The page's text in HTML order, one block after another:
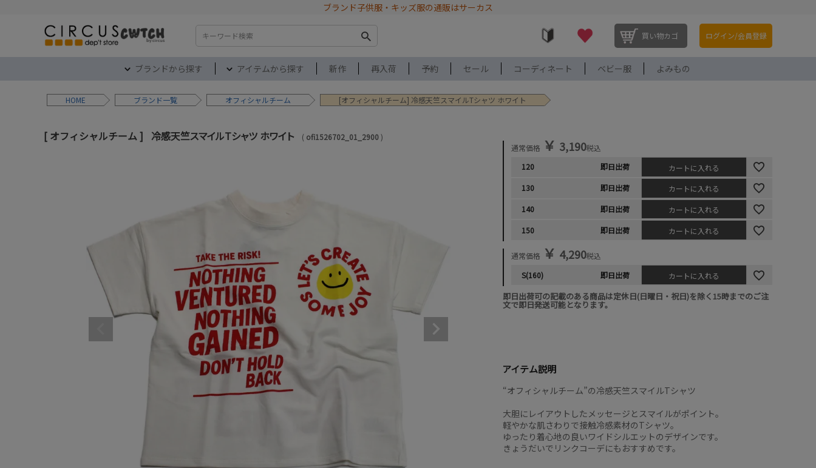
ブランド子供服・キッズ服の通販はサーカス
検索 買い物カゴ ログイン/会員登録
ブランドから探す アイテムから探す 新作 再入荷 予約 セール コーディネート ベビー服 よみもの
HOME ブランド オフィシャルチーム [オフィシャルチーム] 冷感天竺スマイルTシャツ ホワイト
オフィシャルチーム 冷感天竺スマイルTシャツ ホワイト ofi1526702_01_2900
通常価格 ￥ 3,190税込
120
即日出荷
カートに入れる
130
即日出荷
カートに入れる
140
即日出荷
カートに入れる
150
即日出荷 カートに入れる
通常価格 ￥ 4,290税込
S(160)
即日出荷 カートに入れる
即日出荷可の記載のある商品は定休日(日曜日・祝日)を除く15時までのご注
文で即日発送可能となります。
アイテム説明
“オフィシャルチーム”の冷感天竺スマイルTシャツ
大胆にレイアウトしたメッセージとスマイルがポイント。
軽やかな肌さわりで接触冷感素材のTシャツ。
ゆったり着心地の良いワイドシルエットのデザインです。
きょうだいでリンクコーデにもおすすめです。